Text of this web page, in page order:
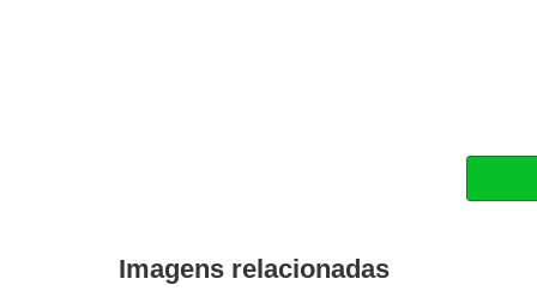
Imagens relacionadas